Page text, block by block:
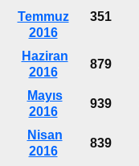
Temmuz
2016
351
Haziran
2016
879
Mayıs
2016
939
Nisan
2016
839